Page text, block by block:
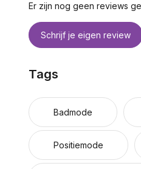
Er zijn nog geen reviews
Schrijf je eigen review
Tags
Badmode
Positiemode